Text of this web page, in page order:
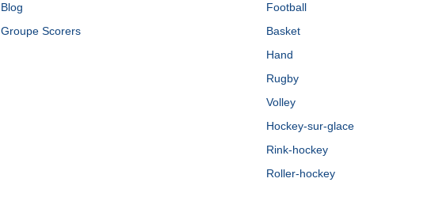
Blog
Groupe Scorers
Football
Basket
Hand
Rugby
Volley
Hockey-sur-glace
Rink-hockey
Roller-hockey